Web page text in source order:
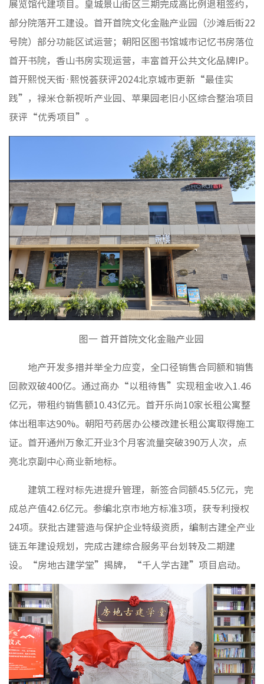
物业服
非经服
展览馆代建项目。皇城景山街区三期完成高比例退租签约，
部分院落开工建设。首开首院文化金融产业园（沙滩后街22
号院）部分功能区试运营；朝阳区图书馆城市记忆书房落位
首开书院，香山书房实现运营，丰富首开公共文化品牌IP。
首开熙悦天街·熙悦荟获评2024北京城市更新“最佳实
践”，禄米仓新视听产业园、苹果园老旧小区综合整治项目
获评“优秀项目”。
图一 首开首院文化金融产业园
地产开发多措并举全力应变，全口径销售合同额和销售
回款双破400亿。通过商办“以租待售”实现租金收入1.46
亿元，带租约销售额10.43亿元。首开乐尚10家长租公寓整
体出租率达90%。朝阳芍药居办公楼改建长租公寓取得施工
证。首开通州万象汇开业3个月客流量突破390万人次，点
亮北京副中心商业新地标。
建筑工程对标先进提升管理，新签合同额45.5亿元，完
成总产值42.6亿元。参编北京市地方标准3项，获专利授权
24项。获批古建营造与保护企业特级资质，编制古建全产业
链五年建设规划，完成古建综合服务平台划转及二期建
设。“房地古建学堂”揭牌，“千人学古建”项目启动。